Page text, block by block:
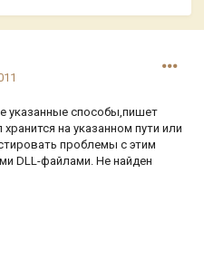
указанные способы,пишет
на указанном пути или
проблемы с этим
DLL-файлами. Не найден